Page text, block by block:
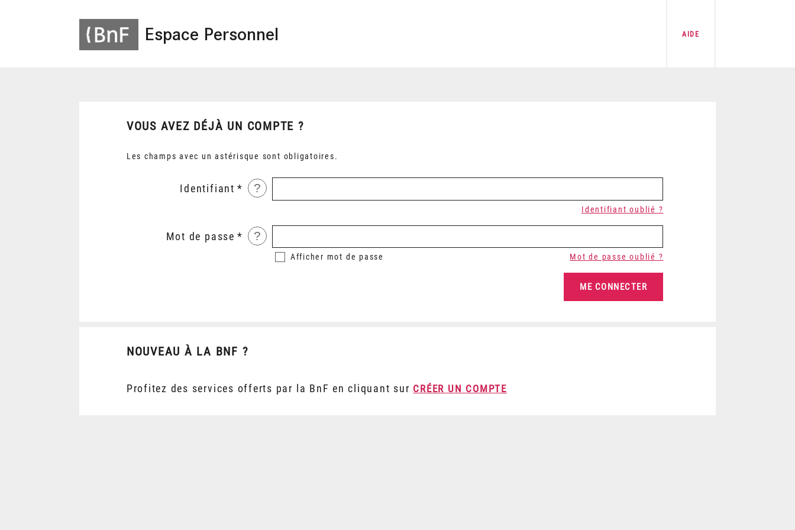
Espace Personnel AIDE
VOUS AVEZ DÉJÀ UN COMPTE ?
Les champs avec un astérisque sont obligatoires.
Identifiant ?
Identifiant oublié ?
Mot de passe ?
Afficher mot de passe Mot de passe oublié ?
NOUVEAU À LA BNF ?
Profitez des services offerts par la BnF en cliquant sur CRÉER UN COMPTE